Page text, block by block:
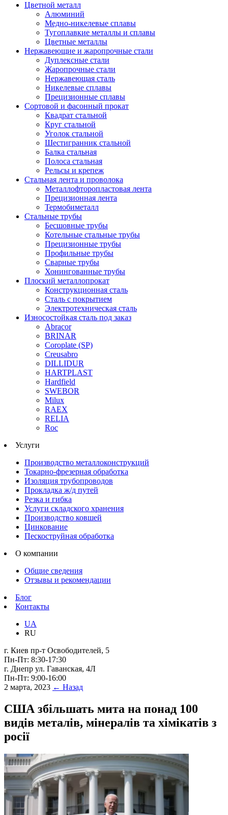
Цветной металл
Алюминий
Медно-никелевые сплавы
Тугоплавкие металлы и сплавы
Цветные металлы
Нержавеющие и жаропрочные стали
Дуплексные стали
Жаропрочные стали
Нержавеющая сталь
Никелевые сплавы
Прецизионные сплавы
Сортовой и фасонный прокат
Квадрат стальной
Круг стальной
Уголок стальной
Шестигранник стальной
Балка стальная
Полоса стальная
Рельсы и крепеж
Стальная лента и проволока
Металлофторопластовая лента
Прецизионная лента
Термобиметалл
Стальные трубы
Бесшовные трубы
Котельные стальные трубы
Прецизионные трубы
Профильные трубы
Сварные трубы
Хонингованные трубы
Плоский металлопрокат
Конструкционная сталь
Сталь с покрытием
Электротехническая сталь
Износостойкая сталь под заказ
Abracor
BRINAR
Coroplate (SP)
Creusabro
DILLIDUR
HARTPLAST
Hardfield
SWEBOR
Milux
RAEX
RELIA
Roc
Услуги
Производство металлоконструкций
Токарно-фрезерная обработка
Изоляция трубопроводов
Прокладка ж/д путей
Резка и гибка
Услуги складского хранения
Производство ковшей
Цинкование
Пескоструйная обработка
О компании
Общие сведения
Отзывы и рекомендации
Блог
Контакты
UA
RU
г. Киев пр-т Освободителей, 5
Пн-Пт: 8:30-17:30
г. Днепр ул. Гаванская, 4Л
Пн-Пт: 9:00-16:00
2 марта, 2023 ← Назад
США збільшать мита на понад 100
видів металів, мінералів та хімікатів з
росії